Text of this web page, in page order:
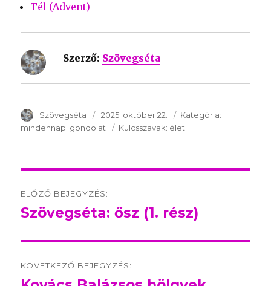
Tél (Advent)
Szerző: Szövegséta
SzerzÅ
Szövegséta Közzétéve:
2025. október 22. Kategória:
mindennapi gondolat
Kulcsszavak: Kulcsszavak:
élet
navigation
ELŐZŐ BEJEGYZÉS:
Előző
Szövegséta: ősz (1. rész)
KÖVETKEZŐ BEJEGYZÉS: